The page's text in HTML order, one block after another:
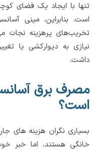
تنها با ایجاد یک فضای
است. بنابراین، مینی
نیازی به دیوارکشی یا
داشت.
مصرف برق
است؟
بسیاری نگران هزینه های
خانگی هستند، اما خبر